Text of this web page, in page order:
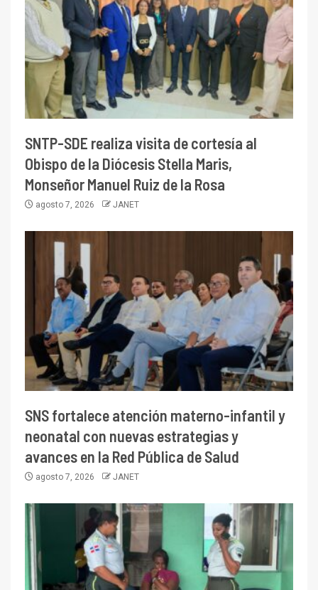
SNTP-SDE realiza visita de cortesía al
Obispo de la Diócesis Stella Maris,
Monseñor Manuel Ruiz de la Rosa
agosto 7, 2026 JANET
SNS fortalece atención materno-infantil y
neonatal con nuevas estrategias y
avances en la Red Pública de Salud
agosto 7, 2026 JANET